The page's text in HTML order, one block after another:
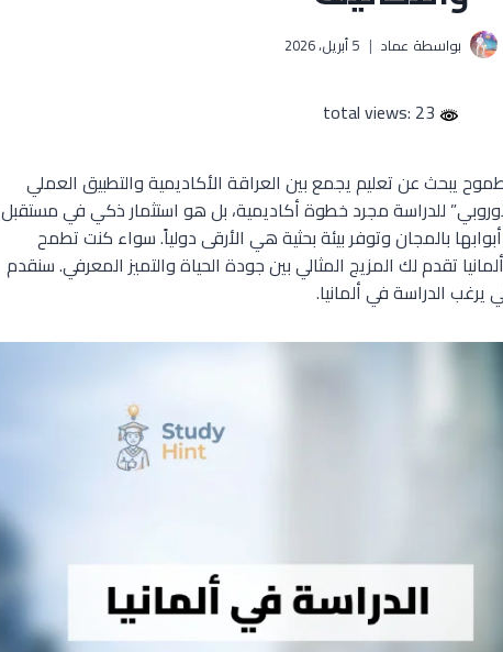
بواسطة عماد 5 أبريل، 2026
يبحث عن تعليم يجمع بين العراقة الأكاديمية والتطبيق العملي
للدراسة مجرد خطوة أكاديمية، بل هو استثمار ذكي في مستقبل
بالمجان وتوفر بيئة بحثية هي الأرقى دولياً. سواء كنت تطمح
تقدم لك المزيج المثالي بين جودة الحياة والتميز المعرفي. سنقدم
الدراسة في ألمانيا.